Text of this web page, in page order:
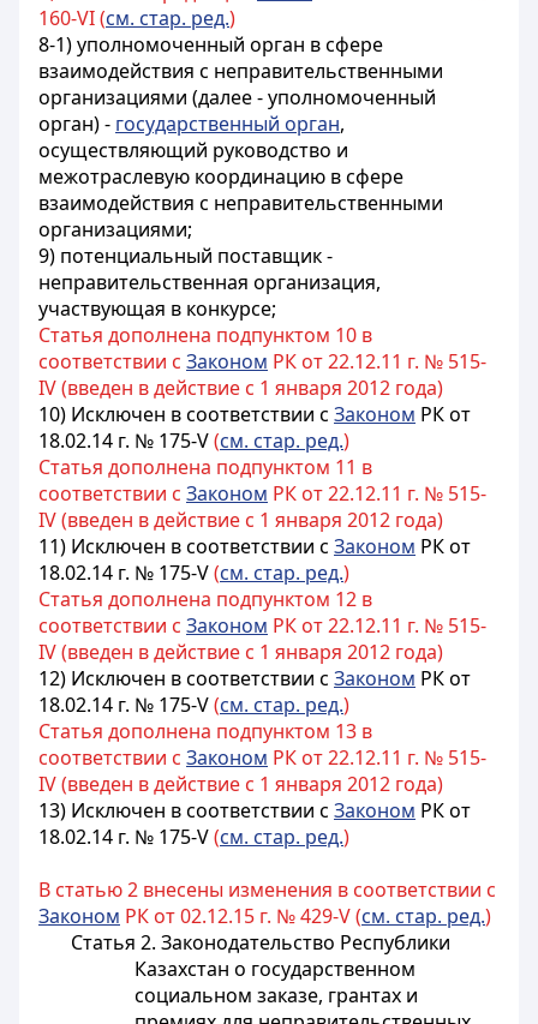
160-VI (см. стар. ред.)
8-1) уполномоченный орган в сфере
взаимодействия с неправительственными
организациями (далее - уполномоченный
орган) - государственный орган,
осуществляющий руководство и
межотраслевую координацию в сфере
взаимодействия с неправительственными
организациями;
9) потенциальный поставщик -
неправительственная организация,
участвующая в конкурсе;
Статья дополнена подпунктом 10 в
соответствии с Законом РК от 22.12.11 г. № 515-
IV (введен в действие с 1 января 2012 года)
10) Исключен в соответствии с Законом РК от
18.02.14 г. № 175-V(см. стар. ред.)
Статья дополнена подпунктом 11 в
соответствии с Законом РК от 22.12.11 г. № 515-
IV (введен в действие с 1 января 2012 года)
11) Исключен в соответствии с Законом РК от
18.02.14 г. № 175-V(см. стар. ред.)
Статья дополнена подпунктом 12 в
соответствии с Законом РК от 22.12.11 г. № 515-
IV (введен в действие с 1 января 2012 года)
12) Исключен в соответствии с Законом РК от
18.02.14 г. № 175-V(см. стар. ред.)
Статья дополнена подпунктом 13 в
соответствии с Законом РК от 22.12.11 г. № 515-
IV (введен в действие с 1 января 2012 года)
13) Исключен в соответствии с Законом РК от
18.02.14 г. № 175-V(см. стар. ред.)
В статью 2 внесены изменения в соответствии с
Законом РК от 02.12.15 г. № 429-V (см. стар. ред.)
Статья 2. Законодательство Республики
Казахстан о государственном
социальном заказе, грантах и